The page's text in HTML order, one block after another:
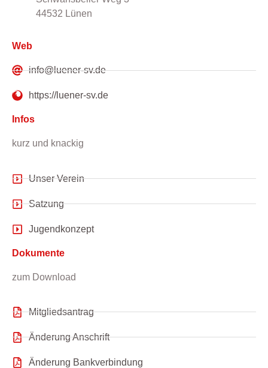
44532 Lünen
Web
info@luener-sv.de
https://luener-sv.de
Infos
kurz und knackig
Unser Verein
Satzung
Jugendkonzept
Dokumente
zum Download
Mitgliedsantrag
Änderung Anschrift
Änderung Bankverbindung